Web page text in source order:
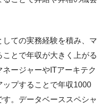
ての実務経験を積み、マ
とで年収が大きく上がる
ージャーやITアーキテク
ップすることで年収1000
。データベーススペシャ